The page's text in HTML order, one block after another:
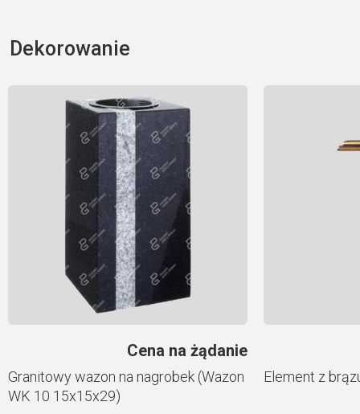
Dekorowanie
Cena na żądanie
Granitowy wazon na nagrobek (Wazon
WK 10 15x15x29)
Element z